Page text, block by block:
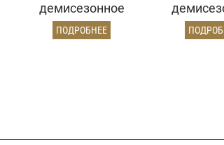
демисезонное
22970 (золото)
ПОДРОБНЕЕ
26820